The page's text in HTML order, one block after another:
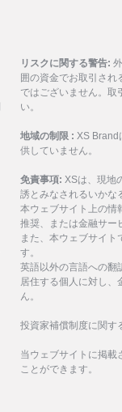
リスクに関する警告:
囲の資金でお取引さ
ではございません。取
い。
地域の制限 : XS Brand
供していません。
免責事項: XSは、現地
誘とみなされるいかな
本ウェブサイト上の情
推奨、または金融サー
また、本ウェブサイト
す。
英語以外の言語への翻
居住する個人に対し、
ん。
投資家補償制度に関す
当ウェブサイトに掲載
ことができます。